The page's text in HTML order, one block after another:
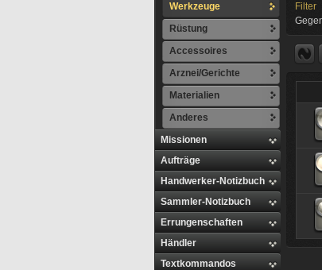
Werkzeuge
Rüstung
Accessoires
Arznei/Gerichte
Materialien
Anderes
Missionen
Aufträge
Handwerker-Notizbuch
Sammler-Notizbuch
Errungenschaften
Händler
Textkommandos
Filter